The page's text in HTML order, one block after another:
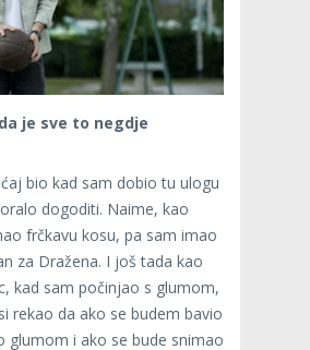
je sve to negdje
bio kad sam dobio tu ulogu
dogoditi. Naime, kao
frčkavu kosu, pa sam imao
za Dražena. I još tada kao
kad sam počinjao s glumom,
rekao da ako se budem bavio
glumom i ako se bude snimao